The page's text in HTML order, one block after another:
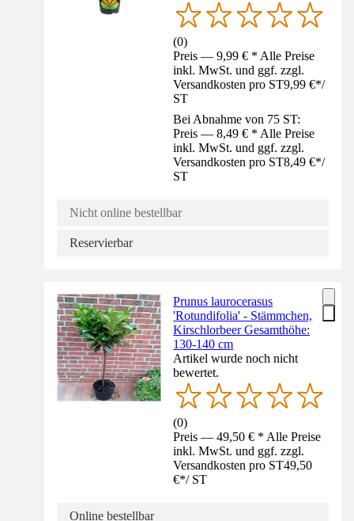
(0)
Preis — 9,99 € * Alle Preise
inkl. MwSt. und ggf. zzgl.
Versandkosten pro ST9,99 €*/
ST
Bei Abnahme von 75 ST:
Preis — 8,49 € * Alle Preise
inkl. MwSt. und ggf. zzgl.
Versandkosten pro ST8,49 €*/
ST
Nicht online bestellbar
Reservierbar
Prunus laurocerasus
'Rotundifolia' - Stämmchen,
Kirschlorbeer Gesamthöhe:
130-140 cm
Artikel wurde noch nicht
bewertet.
(0)
Preis — 49,50 € * Alle Preise
inkl. MwSt. und ggf. zzgl.
Versandkosten pro ST49,50
€*/ ST
Online bestellbar